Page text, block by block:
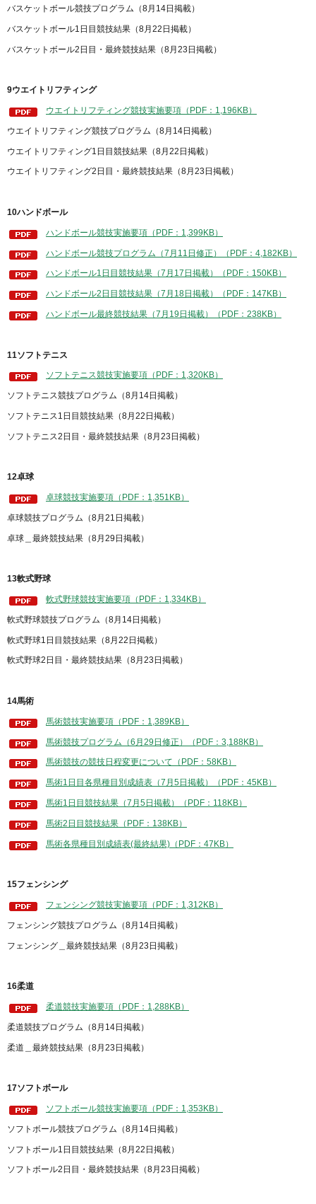
バスケットボール競技プログラム（8月14日掲載）
バスケットボール1日目競技結果（8月22日掲載）
バスケットボール2日目・最終競技結果（8月23日掲載）
9ウエイトリフティング
ウエイトリフティング競技実施要項（PDF：1,196KB）
ウエイトリフティング競技プログラム（8月14日掲載）
ウエイトリフティング1日目競技結果（8月22日掲載）
ウエイトリフティング2日目・最終競技結果（8月23日掲載）
10ハンドボール
ハンドボール競技実施要項（PDF：1,399KB）
ハンドボール競技プログラム（7月11日修正）（PDF：4,182KB）
ハンドボール1日目競技結果（7月17日掲載）（PDF：150KB）
ハンドボール2日目競技結果（7月18日掲載）（PDF：147KB）
ハンドボール最終競技結果（7月19日掲載）（PDF：238KB）
11ソフトテニス
ソフトテニス競技実施要項（PDF：1,320KB）
ソフトテニス競技プログラム（8月14日掲載）
ソフトテニス1日目競技結果（8月22日掲載）
ソフトテニス2日目・最終競技結果（8月23日掲載）
12卓球
卓球競技実施要項（PDF：1,351KB）
卓球競技プログラム（8月21日掲載）
卓球＿最終競技結果（8月29日掲載）
13軟式野球
軟式野球競技実施要項（PDF：1,334KB）
軟式野球競技プログラム（8月14日掲載）
軟式野球1日目競技結果（8月22日掲載）
軟式野球2日目・最終競技結果（8月23日掲載）
14馬術
馬術競技実施要項（PDF：1,389KB）
馬術競技プログラム（6月29日修正）（PDF：3,188KB）
馬術競技の競技日程変更について（PDF：58KB）
馬術1日目各県種目別成績表（7月5日掲載）（PDF：45KB）
馬術1日目競技結果（7月5日掲載）（PDF：118KB）
馬術2日目競技結果（PDF：138KB）
馬術各県種目別成績表(最終結果)（PDF：47KB）
15フェンシング
フェンシング競技実施要項（PDF：1,312KB）
フェンシング競技プログラム（8月14日掲載）
フェンシング＿最終競技結果（8月23日掲載）
16柔道
柔道競技実施要項（PDF：1,288KB）
柔道競技プログラム（8月14日掲載）
柔道＿最終競技結果（8月23日掲載）
17ソフトボール
ソフトボール競技実施要項（PDF：1,353KB）
ソフトボール競技プログラム（8月14日掲載）
ソフトボール1日目競技結果（8月22日掲載）
ソフトボール2日目・最終競技結果（8月23日掲載）